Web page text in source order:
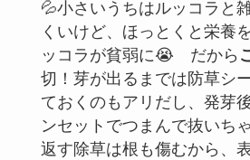
💦小さいうちはルッコラと
くいけど、ほっとくと栄養
ッコラが貧弱に😭 だから
切！芽が出るまでは防草シ
ておくのもアリだし、発芽
ンセットでつまんで抜いち
返す除草は根も傷むから、